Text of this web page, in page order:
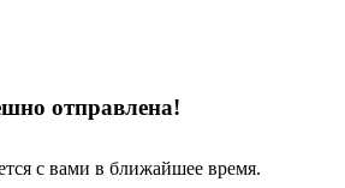
отправлена!
с вами в ближайшее время.